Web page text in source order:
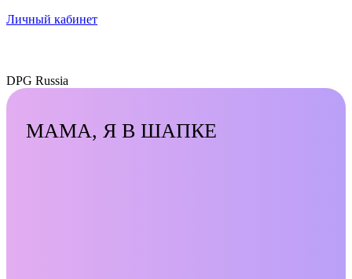
Личный кабинет
DPG Russia
МАМА, Я В ШАПКЕ